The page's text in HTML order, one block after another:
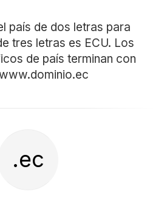
país de dos letras para
tres letras es ECU. Los
de país terminan con
.ec